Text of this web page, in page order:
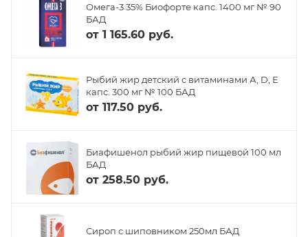
Омега-3 35% Биофорте капс. 1400 мг № 90
БАД
от 1 165.60 руб.
Рыбий жир детский с витаминами А, D, Е
капс. 300 мг № 100 БАД
от 117.50 руб.
Биафишенол рыбий жир пищевой 100 мл
БАД
от 258.50 руб.
Сироп с шиповником 250мл БАД